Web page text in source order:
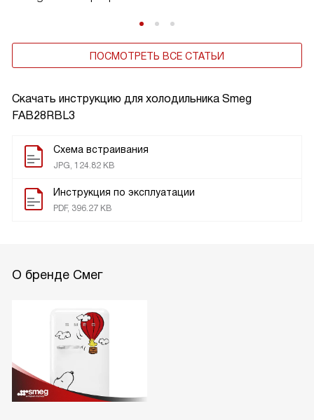
Скачать инструкцию для холодильника Smeg
FAB28RBL3
Схема встраивания
JPG, 124.82 KB
Инструкция по эксплуатации
PDF, 396.27 KB
ПОСМОТРЕТЬ ВСЕ СТАТЬИ
О бренде Смег